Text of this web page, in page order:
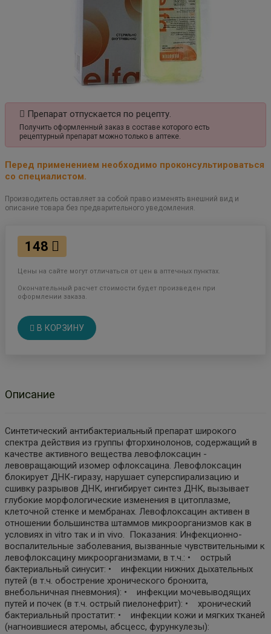
Препарат отпускается по рецепту.
Получить оформленный заказ в составе которого есть
рецептурный препарат можно только в аптеке.
Перед применением необходимо проконсультироваться
со специалистом.
Производитель оставляет за собой право изменять внешний вид и
описание товара без предварительного уведомления.
148
Цены на сайте могут отличаться от цен в аптечных пунктах.
Окончательный расчет стоимости будет произведен при
оформлении заказа.
В КОРЗИНУ
Описание
Синтетический антибактериальный препарат широкого
спектра действия из группы фторхинолонов, содержащий в
качестве активного вещества левофлоксацин -
левовращающий изомер офлоксацина. Левофлоксацин
блокирует ДНК-гиразу, нарушает суперспирализацию и
сшивку разрывов ДНК, ингибирует синтез ДНК, вызывает
глубокие морфологические изменения в цитоплазме,
клеточной стенке и мембранах. Левофлоксацин активен в
отношении большинства штаммов микроорганизмов как в
условиях in vitro так и in vivo. Показания: Инфекционно-
воспалительные заболевания, вызванные чувствительными к
левофлоксацину микроорганизмами, в т.ч.: • острый
бактериальный синусит: • инфекции нижних дыхательных
путей (в т.ч. обострение хронического бронхита,
внебольничная пневмония): • инфекции мочевыводящих
путей и почек (в т.ч. острый пиелонефрит): • хронический
бактериальный простатит: • инфекции кожи и мягких тканей
(нагноившиеся атеромы, абсцесс, фурункулезы):